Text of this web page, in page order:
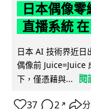
日本偶像
直播系統
日本 AI 技術界近日
偶像前 Juice=Juice
下，僅憑藉與...
閱
37 2 ↗